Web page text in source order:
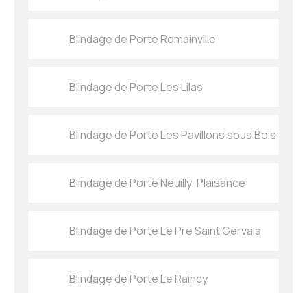
Blindage de Porte Romainville
Blindage de Porte Les Lilas
Blindage de Porte Les Pavillons sous Bois
Blindage de Porte Neuilly-Plaisance
Blindage de Porte Le Pre Saint Gervais
Blindage de Porte Le Raincy